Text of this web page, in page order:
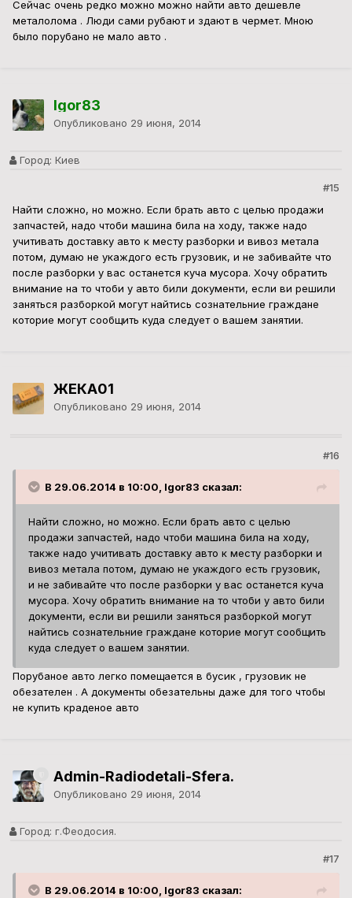
Сейчас очень редко можно можно найти авто дешевле
металолома . Люди сами рубают и здают в чермет. Мною
было порубано не мало авто .
Igor83
Опубликовано 29 июня, 2014
Город: Киев
#15
Найти сложно, но можно. Если брать авто с целью продажи
запчастей, надо чтоби машина била на ходу, также надо
учитивать доставку авто к месту разборки и вивоз метала
потом, думаю не укаждого есть грузовик, и не забивайте что
после разборки у вас останется куча мусора. Хочу обратить
внимание на то чтоби у авто били документи, если ви решили
заняться разборкой могут найтись сознательние граждане
которие могут сообщить куда следует о вашем занятии.
ЖЕКА01
Опубликовано 29 июня, 2014
#16
В 29.06.2014 в 10:00, Igor83 сказал:
Найти сложно, но можно. Если брать авто с целью
продажи запчастей, надо чтоби машина била на ходу,
также надо учитивать доставку авто к месту разборки и
вивоз метала потом, думаю не укаждого есть грузовик,
и не забивайте что после разборки у вас останется куча
мусора. Хочу обратить внимание на то чтоби у авто били
документи, если ви решили заняться разборкой могут
найтись сознательние граждане которие могут сообщить
куда следует о вашем занятии.
Порубаное авто легко помещается в бусик , грузовик не
обезателен . А документы обезательны даже для того чтобы
не купить краденое авто
Admin-Radiodetali-Sfera.
Опубликовано 29 июня, 2014
Город: г.Феодосия.
#17
В 29.06.2014 в 10:00, Igor83 сказал: